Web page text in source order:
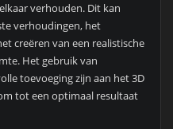
verhouden. Dit kan
verhoudingen, het
creëren van een realistische
Het gebruik van
toevoeging zijn aan het 3D
tot een optimaal resultaat